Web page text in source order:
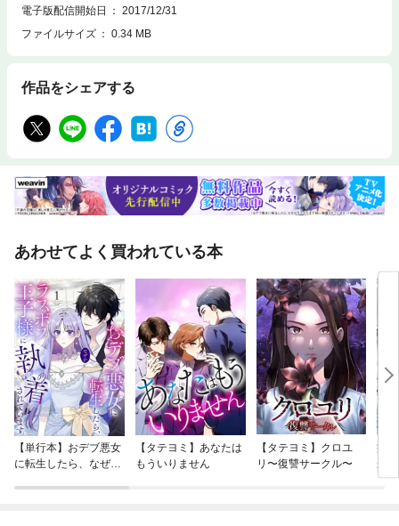
電子版配信開始日
2017/12/31
ファイルサイズ
0.34 MB
作品をシェアする
あわせてよく買われている本
【単行本】おデブ悪女
に転生したら、なぜか
【タテヨミ】あなたは
もういりません
【タテヨミ】クロユ
リ〜復讐サークル〜
病
が
ぎ